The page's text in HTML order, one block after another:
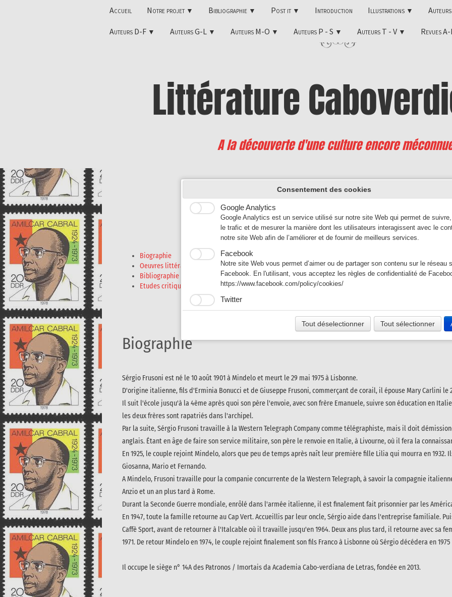
Accueil Notre projet ▼ Bibliographie ▼ Post it ▼ Introduction Illustrations ▼
Auteurs D-F ▼ Auteurs G-L ▼ Auteurs M-O ▼ Auteurs P - S ▼ Auteurs T - V ▼ Revues
Littérature
A la découverte d'une culture encore
Sérgio FRUSONI
(1901 - 1975)
Biographie
Oeuvres littéraires
Bibliographie
Etudes critiques
Biographie
Sérgio Frusoni est né le 10 août 1901 à Mindelo et meurt le 29 mai 1975 à Lisbonne.
D'origine italienne, fils d'Erminia Bonucci et de Giuseppe Frusoni, commerçant de corail, il épouse Mary Carlini le
Il suit l'école jusqu'à la 4ème après quoi son père l'envoie, avec son frère Emanuele, suivre son éducation en
les deux frères sont rapatriés dans l'archipel.
Par la suite, Sérgio Frusoni travaille à la Western Telegraph Company comme télégraphiste, mais il doit
anglais. Étant en âge de faire son service militaire, son père le renvoie en Italie, à Livourne, où il fera la
En 1925, le couple rejoint Mindelo, alors que peu de temps après naît leur première fille Lilia qui mourra en 1932.
Giosanna, Mario et Fernando.
A Mindelo, Frusoni travaille pour la companie concurrente de la Western Telegraph, à savoir la compagnie
Anzio et un an plus tard à Rome.
Durant la Seconde Guerre mondiale, enrôlé dans l'armée italienne, il est finalement fait prisonnier par les
En 1947, toute la famille retourne au Cap Vert. Accueillis par leur oncle, Sérgio aide dans l'entreprise familiale.
Caffè Sport, avant de retourner à l'Italcable où il travaille jusqu'en 1964. Deux ans plus tard, il retourne avec sa
1971. De retour Mindelo en 1974, le couple rejoint finalement son fils Franco à Lisbonne où Sérgio décédera en 1975
Il occupe le siège n° 14A des Patronos / Imortais da Academia Cabo-verdiana de Letras, fondée en 2013.
Consentement des cookies
Google Analytics
Google Analytics est un service utilisé sur notre site Web qui permet de
le trafic et de mesurer la manière dont les utilisateurs interagissent avec le
notre site Web afin de l’améliorer et de fournir de meilleurs services.
Facebook
Notre site Web vous permet d’aimer ou de partager son contenu sur le réseau
Facebook. En l'utilisant, vous acceptez les règles de confidentialité de
https://www.facebook.com/policy/cookies/
Twitter
Les tweets intégrés et les services de partage de Twitter sont utilisés sur
En activant et utilisant ceux-ci, vous acceptez la politique de confidentialité de
https://help.twitter.com/fr/rules-and-policies/twitter-cookies
Tout déselectionner Tout sélectionner